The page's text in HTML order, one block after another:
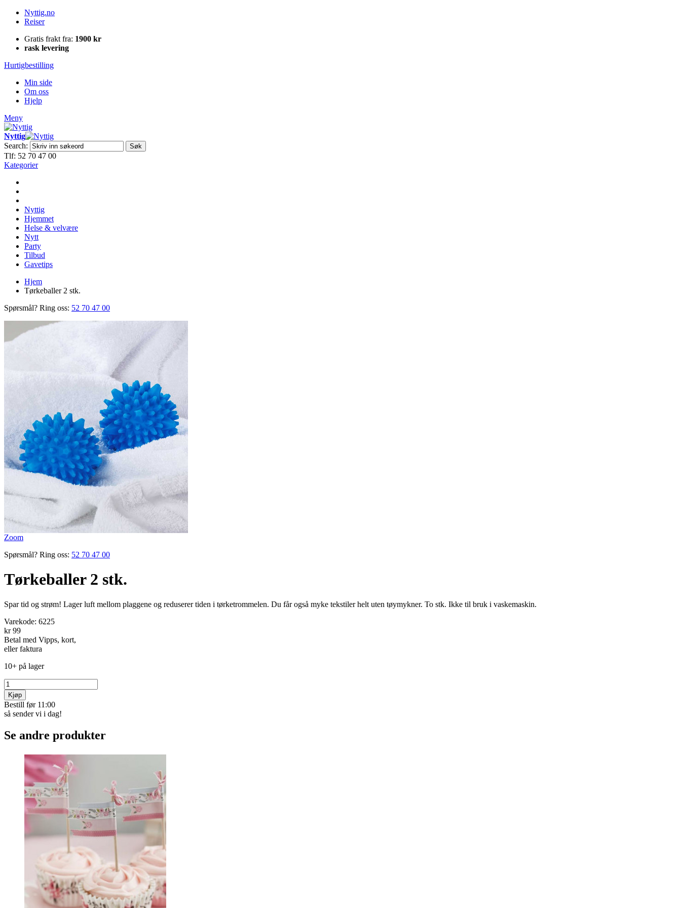
Nyttig.no
Reiser
Gratis frakt fra: 1900 kr
rask levering
Hurtigbestilling
Min side
Om oss
Hjelp
Meny
Nyttig
Search:
Søk
Tlf: 52 70 47 00
Kategorier
Nyttig
Hjemmet
Helse & velvære
Nytt
Party
Tilbud
Gavetips
Hjem
Tørkeballer 2 stk.
Spørsmål? Ring oss: 52 70 47 00
Zoom
Spørsmål? Ring oss: 52 70 47 00
Tørkeballer 2 stk.
Spar tid og strøm! Lager luft mellom plaggene og ­reduserer tiden i tørke­trommelen. Du får også myke tekstiler helt uten tøymykner. To stk. Ikke til bruk i vaskemaskin.
Varekode: 6225
kr 99
Betal med Vipps, kort,
eller faktura
10+ på lager
Kjøp
Bestill før 11:00
så sender vi i dag!
Se andre produkter